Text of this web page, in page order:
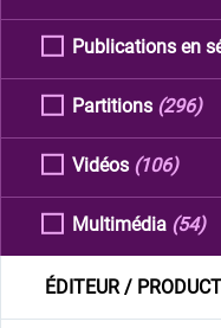
Publications en
Partitions (296)
Vidéos (106)
Multimédia (54)
ÉDITEUR /